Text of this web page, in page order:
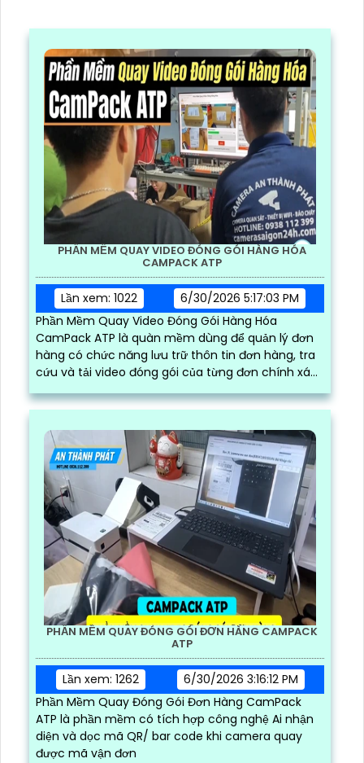
PHẦN MỀM QUAY VIDEO ĐÓNG GÓI HÀNG HÓA
CAMPACK ATP
Lần xem: 1022
6/30/2026 5:17:03 PM
Phần Mềm Quay Video Đóng Gói Hàng Hóa
CamPack ATP là quàn mềm dùng để quản lý đơn
hàng có chức năng lưu trữ thôn tin đơn hàng, tra
cứu và tải video đóng gói của từng đơn chính xác
và nhanh chóng
PHẦN MỀM QUAY ĐÓNG GÓI ĐƠN HÀNG CAMPACK
ATP
Lần xem: 1262
6/30/2026 3:16:12 PM
Phần Mềm Quay Đóng Gói Đơn Hàng CamPack
ATP là phần mềm có tích hợp công nghệ Ai nhận
diện và dọc mã QR/ bar code khi camera quay
được mã vận đơn